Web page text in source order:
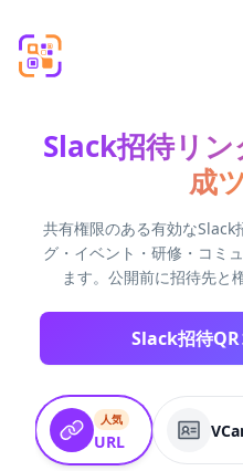
Slack招待リ
成
共有権限のある有効なSlack
グ・イベント・研修・コミ
ます。公開前に招待先と
Slack招待
人気
URL